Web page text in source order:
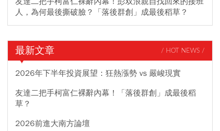
人，為何最後撕破臉？「落後群創」成最後稻草？
最新文章 / HOT NEWS /
2026年下半年投資展望：狂熱漲勢 vs 嚴峻現實
友達二把手柯富仁裸辭內幕！「落後群創」成最後稻
草？
2026前進大南方論壇